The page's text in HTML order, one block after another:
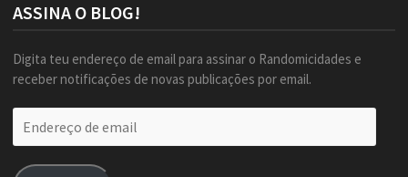
ASSINA O BLOG!
Digita teu endereço de email para assinar o Randomicidades e
receber notificações de novas publicações por email.
de